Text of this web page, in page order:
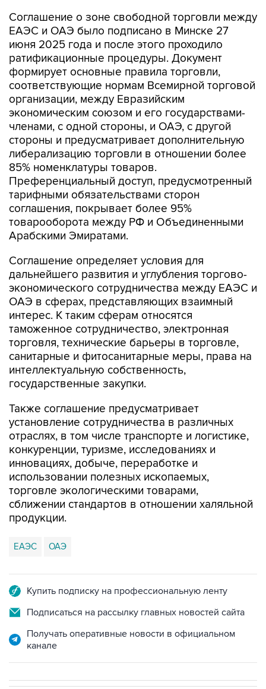
Соглашение о зоне свободной торговли между
ЕАЭС и ОАЭ было подписано в Минске 27
июня 2025 года и после этого проходило
ратификационные процедуры. Документ
формирует основные правила торговли,
соответствующие нормам Всемирной торговой
организации, между Евразийским
экономическим союзом и его государствами-
членами, с одной стороны, и ОАЭ, с другой
стороны и предусматривает дополнительную
либерализацию торговли в отношении более
85% номенклатуры товаров.
Преференциальный доступ, предусмотренный
тарифными обязательствами сторон
соглашения, покрывает более 95%
товарооборота между РФ и Объединенными
Арабскими Эмиратами.
Соглашение определяет условия для
дальнейшего развития и углубления торгово-
экономического сотрудничества между ЕАЭС и
ОАЭ в сферах, представляющих взаимный
интерес. К таким сферам относятся
таможенное сотрудничество, электронная
торговля, технические барьеры в торговле,
санитарные и фитосанитарные меры, права на
интеллектуальную собственность,
государственные закупки.
Также соглашение предусматривает
установление сотрудничества в различных
отраслях, в том числе транспорте и логистике,
конкуренции, туризме, исследованиях и
инновациях, добыче, переработке и
использовании полезных ископаемых,
торговле экологическими товарами,
сближении стандартов в отношении халяльной
продукции.
ЕАЭС ОАЭ
Купить подписку на профессиональную ленту
Подписаться на рассылку главных новостей сайта
Получать оперативные новости в официальном
канале